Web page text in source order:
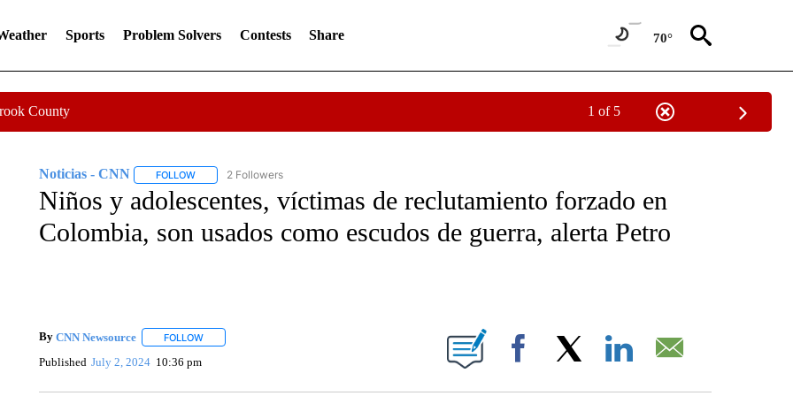
Sports Problem Solvers Contests Share 70°
County 1 of 5
Noticias - CNN FOLLOWFOLLOW "NOTICIAS - CNN" TO RECEIVE NOTIFICATIONS ABOUT NEW PAGES ON "NOTICIAS - CNN".
2 Followers
Niños y adolescentes, víctimas de reclutamiento forzado en
Colombia, son usados como escudos de guerra, alerta Petro
By CNN Newsource FOLLOWFOLLOW "" TO RECEIVE NOTIFICATIONS ABOUT NEW PAGES ON "".
Published July 2, 2024 10:36 pm Facebook